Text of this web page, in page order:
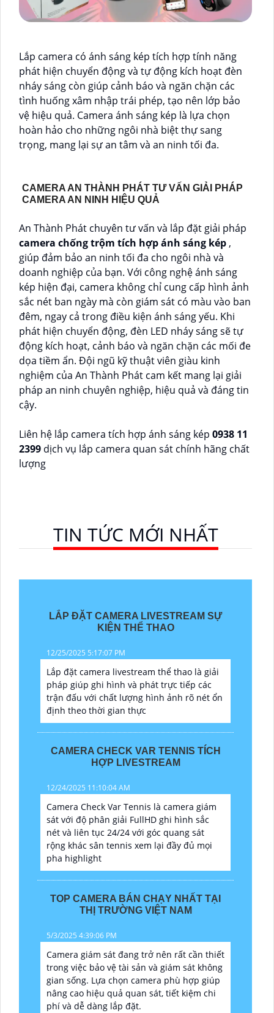
Lắp camera có ánh sáng kép tích hợp tính năng
phát hiện chuyển động và tự động kích hoạt đèn
nháy sáng còn giúp cảnh báo và ngăn chặn các
tình huống xâm nhập trái phép, tạo nên lớp bảo
vệ hiệu quả. Camera ánh sáng kép là lựa chọn
hoàn hảo cho những ngôi nhà biệt thự sang
trọng, mang lại sự an tâm và an ninh tối đa.
CAMERA AN THÀNH PHÁT TƯ VẤN GIẢI PHÁP
CAMERA AN NINH HIỆU QUẢ
An Thành Phát chuyên tư vấn và lắp đặt giải pháp
camera chống trộm tích hợp ánh sáng kép ,
giúp đảm bảo an ninh tối đa cho ngôi nhà và
doanh nghiệp của bạn. Với công nghệ ánh sáng
kép hiện đại, camera không chỉ cung cấp hình ảnh
sắc nét ban ngày mà còn giám sát có màu vào ban
đêm, ngay cả trong điều kiện ánh sáng yếu. Khi
phát hiện chuyển động, đèn LED nháy sáng sẽ tự
động kích hoạt, cảnh báo và ngăn chặn các mối đe
dọa tiềm ẩn. Đội ngũ kỹ thuật viên giàu kinh
nghiệm của An Thành Phát cam kết mang lại giải
pháp an ninh chuyên nghiệp, hiệu quả và đáng tin
cậy.
Liên hệ lắp camera tích hợp ánh sáng kép 0938 11
2399 dịch vụ lắp camera quan sát chính hãng chất
lượng
TIN TỨC MỚI NHẤT
LẮP ĐẶT CAMERA LIVESTREAM SỰ
KIỆN THỂ THAO
12/25/2025 5:17:07 PM
Lắp đặt camera livestream thể thao là giải
pháp giúp ghi hình và phát trực tiếp các
trận đấu với chất lượng hình ảnh rõ nét ổn
định theo thời gian thực
CAMERA CHECK VAR TENNIS TÍCH
HỢP LIVESTREAM
12/24/2025 11:10:04 AM
Camera Check Var Tennis là camera giám
sát với độ phân giải FullHD ghi hình sắc
nét và liên tục 24/24 với góc quang sát
rộng khác sân tennis xem lại đầy đủ mọi
pha highlight
TOP CAMERA BÁN CHẠY NHẤT TẠI
THỊ TRƯỜNG VIỆT NAM
5/3/2025 4:39:06 PM
Camera giám sát đang trở nên rất cần thiết
trong việc bảo vệ tài sản và giám sát không
gian sống. Lựa chọn camera phù hợp giúp
nâng cao hiệu quả quan sát, tiết kiệm chi
phí và dễ dàng lắp đặt.